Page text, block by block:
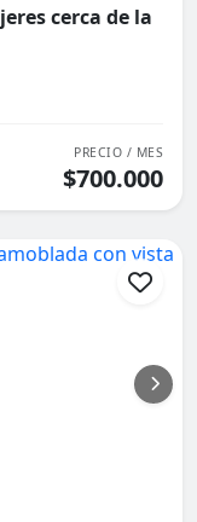
cerca de la
PRECIO / MES
$700.000